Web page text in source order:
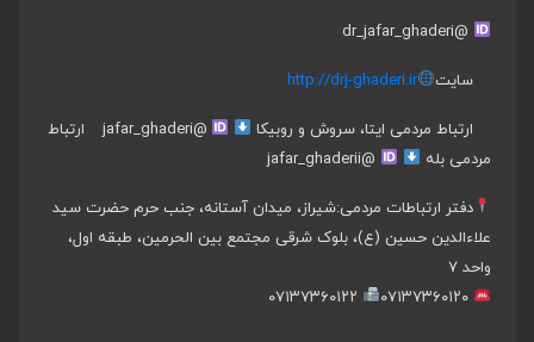
@dr_jafar_ghaderi
سایت http://drj-ghaderi.ir
ارتباط مردمی ایتا، سروش و روبیکا @jafar_ghaderi
ارتباط
مردمی بله
@jafar_ghaderii
دفتر ارتباطات مردمی:شیراز، میدان آستانه، جنب حرم حضرت سید
علاءالدین حسین (ع)، بلوک شرقی مجتمع بین الحرمین، طبقه اول،
واحد ۷